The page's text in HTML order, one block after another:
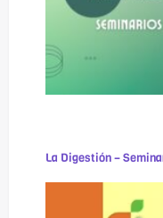
La Digestión –